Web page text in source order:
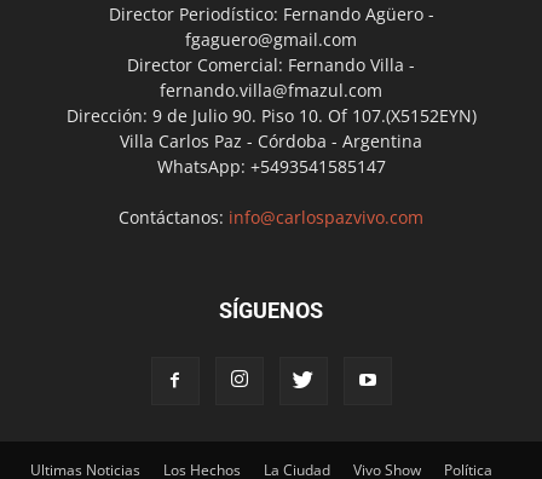
Director Periodístico: Fernando Agüero -
fgaguero@gmail.com
Director Comercial: Fernando Villa -
fernando.villa@fmazul.com
Dirección: 9 de Julio 90. Piso 10. Of 107.(X5152EYN)
Villa Carlos Paz - Córdoba - Argentina
WhatsApp: +5493541585147
Contáctanos: info@carlospazvivo.com
SÍGUENOS
Ultimas Noticias Los Hechos La Ciudad Vivo Show Política